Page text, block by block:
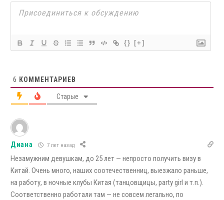
{} [+]
6 КОММЕНТАРИЕВ
Старые
Диана 7 лет назад
Незамужним девушкам, до 25 лет — непросто получить визу в
Китай. Очень много, наших соотечественниц, выезжало раньше,
на работу, в ночные клубы Китая (танцовщицы, party girl и т.п.).
Соответственно работали там — не совсем легально, по